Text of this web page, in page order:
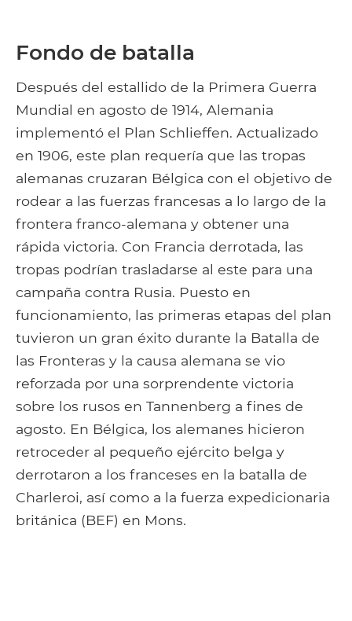
Fondo de batalla
Después del estallido de la Primera Guerra
Mundial en agosto de 1914, Alemania
implementó el Plan Schlieffen. Actualizado
en 1906, este plan requería que las tropas
alemanas cruzaran Bélgica con el objetivo de
rodear a las fuerzas francesas a lo largo de la
frontera franco-alemana y obtener una
rápida victoria. Con Francia derrotada, las
tropas podrían trasladarse al este para una
campaña contra Rusia. Puesto en
funcionamiento, las primeras etapas del plan
tuvieron un gran éxito durante la Batalla de
las Fronteras y la causa alemana se vio
reforzada por una sorprendente victoria
sobre los rusos en Tannenberg a fines de
agosto. En Bélgica, los alemanes hicieron
retroceder al pequeño ejército belga y
derrotaron a los franceses en la batalla de
Charleroi, así como a la fuerza expedicionaria
británica (BEF) en Mons.